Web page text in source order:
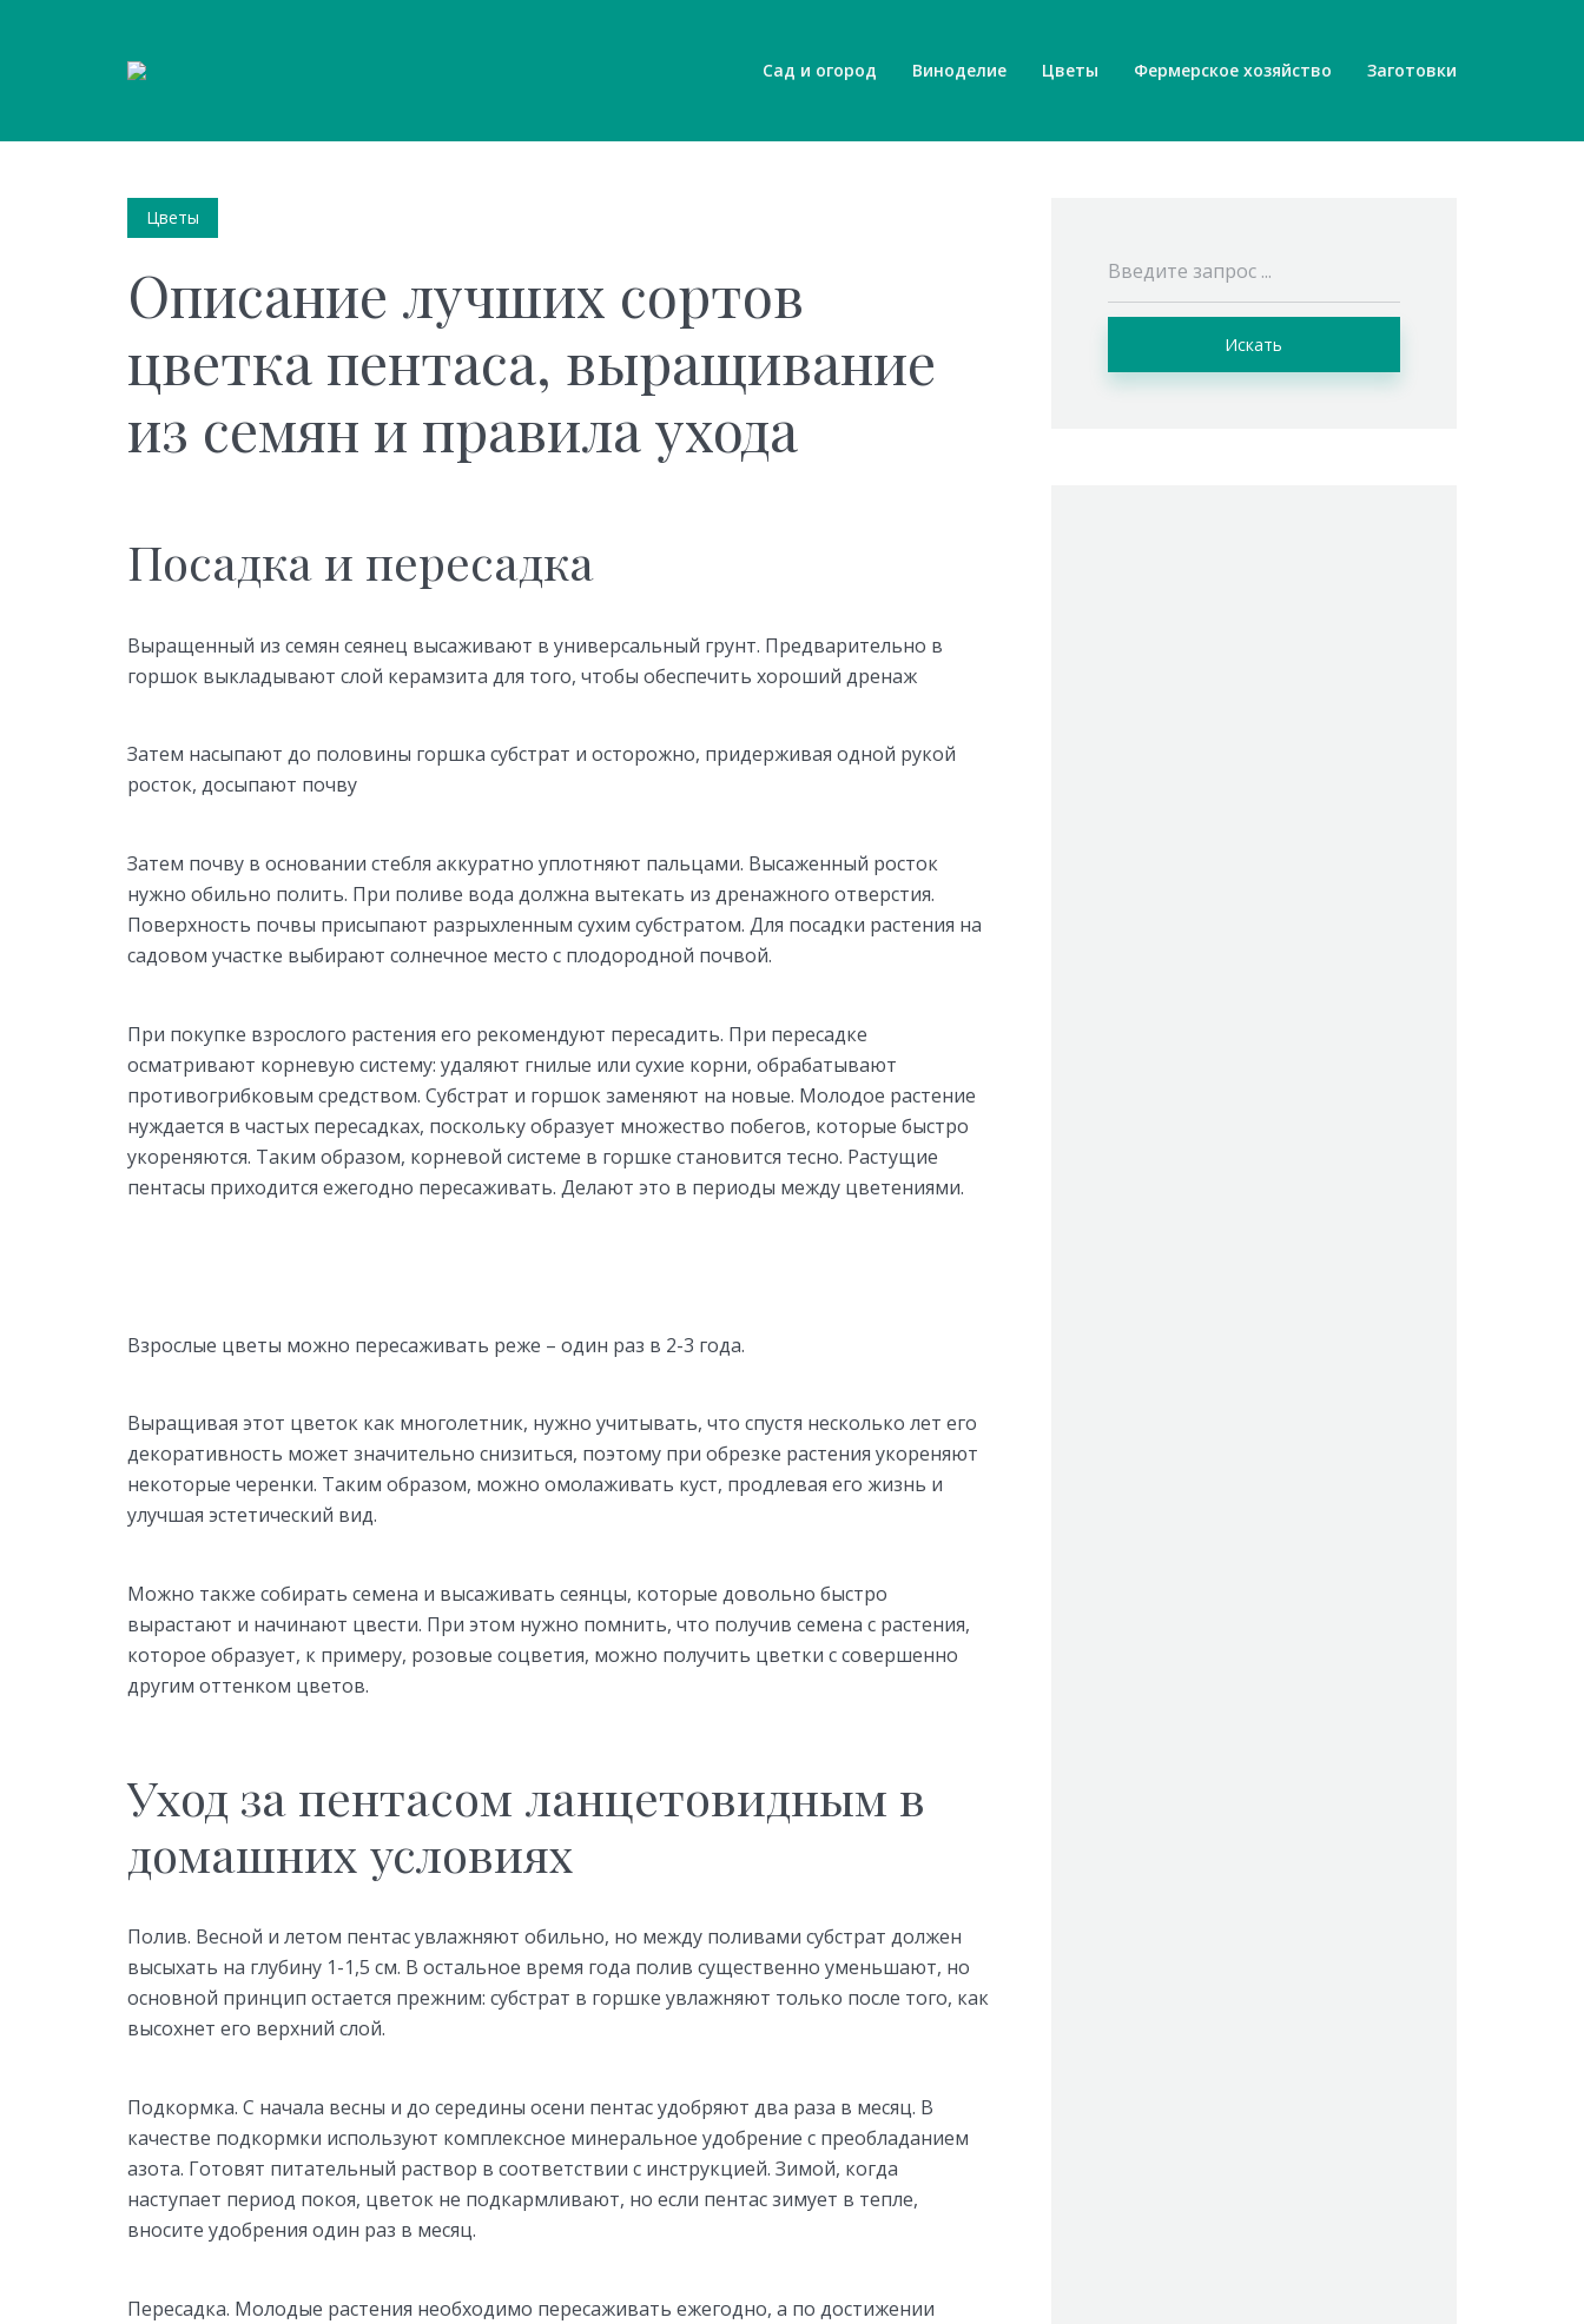
Сад и огород Виноделие Цветы Фермерское хозяйство Заготовки
Цветы
Описание лучших сортов
цветка пентаса, выращивание
из семян и правила ухода
Посадка и пересадка
Выращенный из семян сеянец высаживают в универсальный грунт. Предварительно в
горшок выкладывают слой керамзита для того, чтобы обеспечить хороший дренаж
Затем насыпают до половины горшка субстрат и осторожно, придерживая одной рукой
росток, досыпают почву
Затем почву в основании стебля аккуратно уплотняют пальцами. Высаженный росток
нужно обильно полить. При поливе вода должна вытекать из дренажного отверстия.
Поверхность почвы присыпают разрыхленным сухим субстратом. Для посадки растения на
садовом участке выбирают солнечное место с плодородной почвой.
При покупке взрослого растения его рекомендуют пересадить. При пересадке
осматривают корневую систему: удаляют гнилые или сухие корни, обрабатывают
противогрибковым средством. Субстрат и горшок заменяют на новые. Молодое растение
нуждается в частых пересадках, поскольку образует множество побегов, которые быстро
укореняются. Таким образом, корневой системе в горшке становится тесно. Растущие
пентасы приходится ежегодно пересаживать. Делают это в периоды между цветениями.
Взрослые цветы можно пересаживать реже – один раз в 2-3 года.
Выращивая этот цветок как многолетник, нужно учитывать, что спустя несколько лет его
декоративность может значительно снизиться, поэтому при обрезке растения укореняют
некоторые черенки. Таким образом, можно омолаживать куст, продлевая его жизнь и
улучшая эстетический вид.
Можно также собирать семена и высаживать сеянцы, которые довольно быстро
вырастают и начинают цвести. При этом нужно помнить, что получив семена с растения,
которое образует, к примеру, розовые соцветия, можно получить цветки с совершенно
другим оттенком цветов.
Уход за пентасом ланцетовидным в
домашних условиях
Полив. Весной и летом пентас увлажняют обильно, но между поливами субстрат должен
высыхать на глубину 1-1,5 см. В остальное время года полив существенно уменьшают, но
основной принцип остается прежним: субстрат в горшке увлажняют только после того, как
высохнет его верхний слой.
Подкормка. С начала весны и до середины осени пентас удобряют два раза в месяц. В
качестве подкормки используют комплексное минеральное удобрение с преобладанием
азота. Готовят питательный раствор в соответствии с инструкцией. Зимой, когда
наступает период покоя, цветок не подкармливают, но если пентас зимует в тепле,
вносите удобрения один раз в месяц.
Пересадка. Молодые растения необходимо пересаживать ежегодно, а по достижении
Искать